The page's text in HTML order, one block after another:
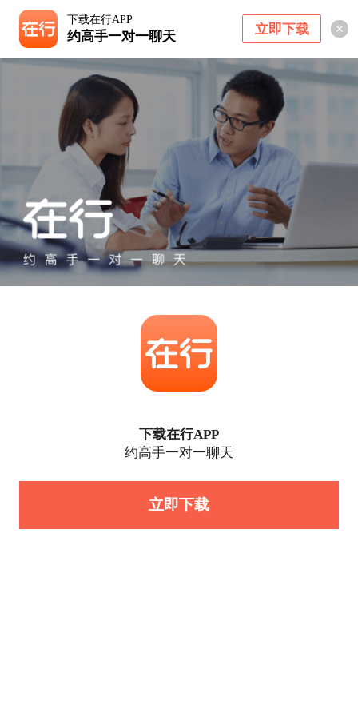
下载在行APP
约高手一对一聊天 立即下载
下载在行APP
约高手一对一聊天
立即下载